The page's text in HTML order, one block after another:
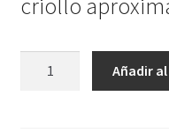
criollo
Añadir